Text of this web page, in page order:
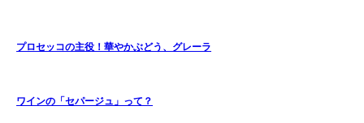
プロセッコの主役！華やかぶどう、グレーラ
ワインの「セパージュ」って？